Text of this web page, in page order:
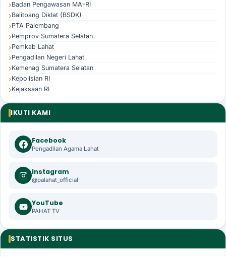
Badan Pengawasan MA-RI
Balitbang Diklat (BSDK)
PTA Palembang
Pemprov Sumatera Selatan
Pemkab Lahat
Pengadilan Negeri Lahat
Kemenag Sumatera Selatan
Kepolisian RI
Kejaksaan RI
IKUTI KAMI
Facebook
Pengadilan Agama Lahat
Instagram
@palahat_official
YouTube
PAHAT TV
STATISTIK SITUS